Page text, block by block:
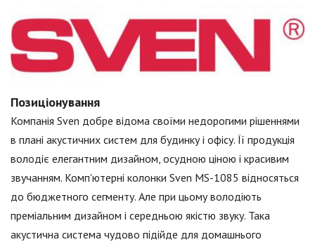
Позиціонування
Компанія Sven добре відома своїми недорогими рішеннями
в плані акустичних систем для будинку і офісу. Її продукція
володіє елегантним дизайном, осудною ціною і красивим
звучанням. Комп'ютерні колонки Sven MS-1085 відносяться
до бюджетного сегменту. Але при цьому володіють
преміальним дизайном і середньою якістю звуку. Така
акустична система чудово підійде для домашнього